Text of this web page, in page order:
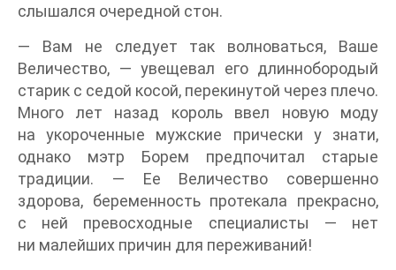
слышался очередной стон.
— Вам не следует так волноваться, Ваше
Величество, — увещевал его длиннобородый
старик с седой косой, перекинутой через плечо.
Много лет назад король ввел новую моду
на укороченные мужские прически у знати,
однако мэтр Борем предпочитал старые
традиции. — Ее Величество совершенно
здорова, беременность протекала прекрасно,
с ней превосходные специалисты — нет
ни малейших причин для переживаний!